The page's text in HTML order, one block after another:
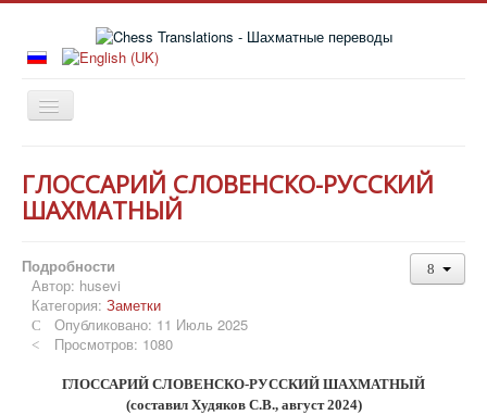
Книги
Статьи
История
Заметки
Издательства
ГЛОССАРИЙ СЛОВЕНСКО-РУССКИЙ
ШАХМАТНЫЙ
Подробности
Автор: husevi
Категория: Заметки
Опубликовано: 11 Июль 2025
Просмотров: 1080
ГЛОССАРИЙ СЛОВЕНСКО-РУССКИЙ ШАХМАТНЫЙ
(составил Худяков С.В., август 2024)